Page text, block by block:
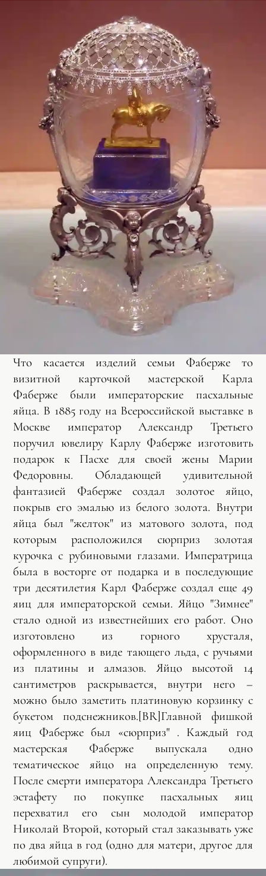
Что касается изделий семьи Фаберже то
визитной карточкой мастерской Карла
Фаберже были императорские пасхальные
яйца. В 1885 году на Всероссийской выставке в
Москве император Александр Третьего
поручил ювелиру Карлу Фаберже изготовить
подарок к Пасхе для своей жены Марии
Федоровны. Обладающей удивительной
фантазией Фаберже создал золотое яйцо,
покрыв его эмалью из белого золота. Внутри
яйца был "желток" из матового золота, под
которым расположился сюрприз золотая
курочка с рубиновыми глазами. Императрица
была в восторге от подарка и в последующие
три десятилетия Карл Фаберже создал еще 49
яиц для императорской семьи. Яйцо "Зимнее"
стало одной из известнейших его работ. Оно
изготовлено из горного хрусталя,
оформленного в виде тающего льда, с ручьями
из платины и алмазов. Яйцо высотой 14
сантиметров раскрывается, внутри него –
можно было заметить платиновую корзинку с
букетом подснежников.[BR]Главной фишкой
яиц Фаберже был «сюрприз" . Каждый год
мастерская Фаберже выпускала одно
тематическое яйцо на определенную тему.
После смерти императора Александра Третьего
эстафету по покупке пасхальных яиц
перехватил его сын молодой император
Николай Второй, который стал заказывать уже
по два яйца в год (одно для матери, другое для
любимой супруги).